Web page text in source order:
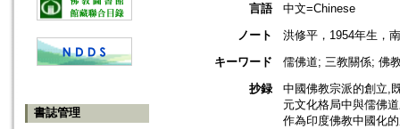
書誌管理
言語
中文=Chinese
ノート
洪修平，1954年生，
キーワード
儒佛道; 三教關係; 佛
抄録
中國佛教宗派的創立,
元文化格局中與儒佛
作為印度佛教中國化